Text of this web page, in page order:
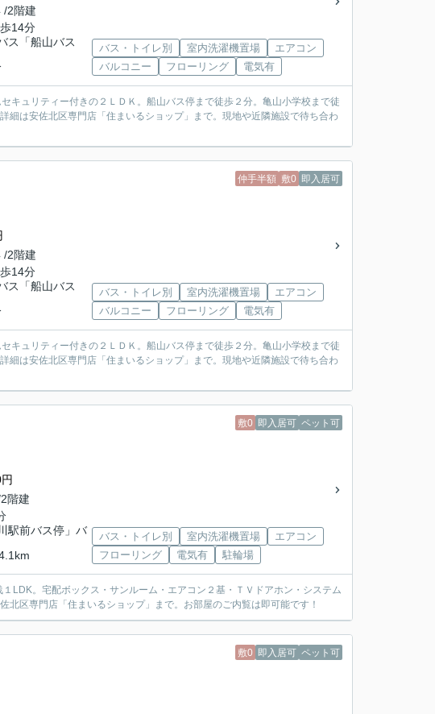
/2階建
14分
ス「船山バス
バス・トイレ別 室内洗濯機置場
エアコン
バルコニー
フローリング 電気有
キュリティー付きの２ＬＤＫ。船山バス停まで徒歩２分。亀山小学校まで徒
細は安佐北区専門店「住まいるショップ」まで。現地や近隣施設で待ち合わ
仲手半額 敷0 即入居可
/2階建
14分
ス「船山バス
バス・トイレ別 室内洗濯機置場
エアコン
バルコニー
フローリング 電気有
キュリティー付きの２ＬＤＫ。船山バス停まで徒歩２分。亀山小学校まで徒
細は安佐北区専門店「住まいるショップ」まで。現地や近隣施設で待ち合わ
敷0 即入居可 ペット可
階建
駅前バス停」バ
バス・トイレ別 室内洗濯機置場
エアコン
フローリング
電気有 駐輪場
LDK。宅配ボックス・サンルーム・エアコン２基・ＴＶドアホン・システム
区専門店「住まいるショップ」まで。お部屋のご内覧は即可能です！
敷0 即入居可 ペット可